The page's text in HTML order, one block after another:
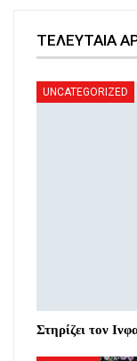
ΤΕΛΕΥΤΑΙΑ
UNCATEGORIZED
Στηρίζει τον